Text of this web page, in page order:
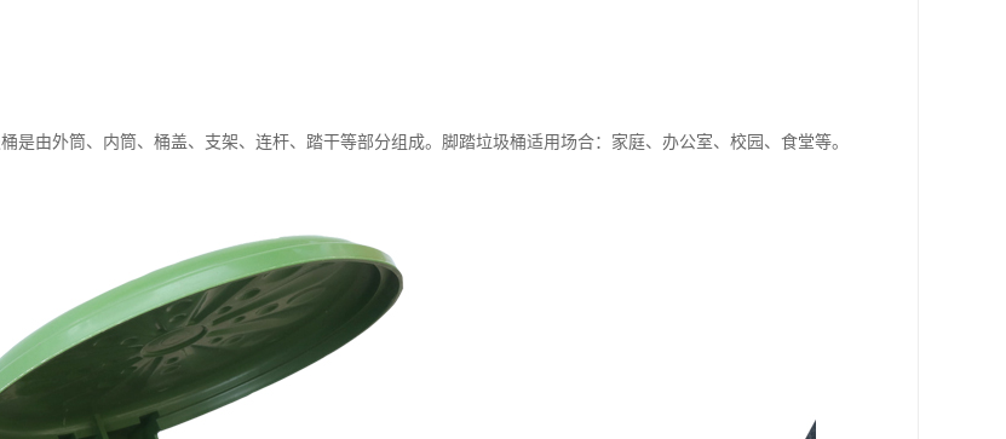
是由外筒、内筒、桶盖、支架、连杆、踏干等部分组成。脚踏垃圾桶适用场合：家庭、办公室、校园、食堂等。